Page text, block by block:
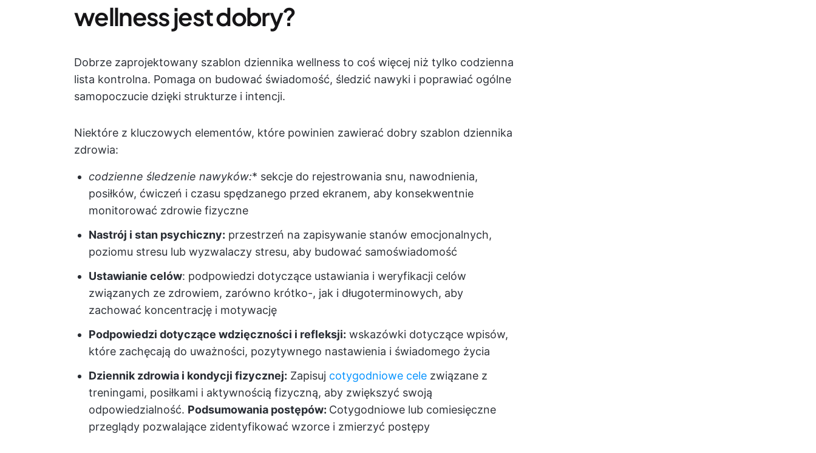
wellness jest dobry?
Dobrze zaprojektowany szablon dziennika wellness to coś więcej niż tylko codzienna
lista kontrolna. Pomaga on budować świadomość, śledzić nawyki i poprawiać ogólne
samopoczucie dzięki strukturze i intencji.
Niektóre z kluczowych elementów, które powinien zawierać dobry szablon dziennika
zdrowia:
codzienne śledzenie nawyków:* sekcje do rejestrowania snu, nawodnienia,
posiłków, ćwiczeń i czasu spędzanego przed ekranem, aby konsekwentnie
monitorować zdrowie fizyczne
Nastrój i stan psychiczny: przestrzeń na zapisywanie stanów emocjonalnych,
poziomu stresu lub wyzwalaczy stresu, aby budować samoświadomość
Ustawianie celów: podpowiedzi dotyczące ustawiania i weryfikacji celów
związanych ze zdrowiem, zarówno krótko-, jak i długoterminowych, aby
zachować koncentrację i motywację
Podpowiedzi dotyczące wdzięczności i refleksji: wskazówki dotyczące wpisów,
które zachęcają do uważności, pozytywnego nastawienia i świadomego życia
Dziennik zdrowia i kondycji fizycznej: Zapisuj cotygodniowe cele związane z
treningami, posiłkami i aktywnością fizyczną, aby zwiększyć swoją
odpowiedzialność. Podsumowania postępów: Cotygodniowe lub comiesięczne
przeglądy pozwalające zidentyfikować wzorce i zmierzyć postępy